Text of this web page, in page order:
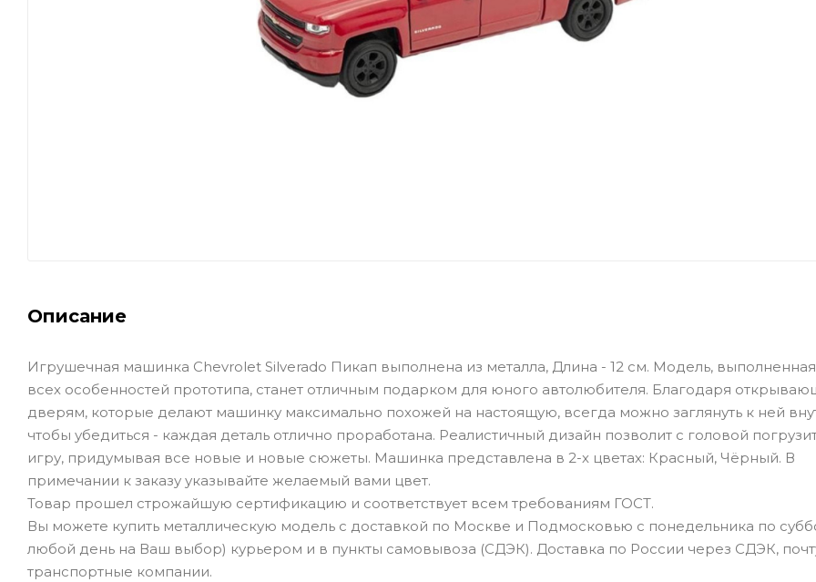
Описание
Игрушечная машинка Chevrolet Silverado Пикап выполнена из металла, Длина - 12 см. Модель,
всех особенностей прототипа, станет отличным подарком для юного автолюбителя. Благодаря
дверям, которые делают машинку максимально похожей на настоящую, всегда можно заглянуть к ней
чтобы убедиться - каждая деталь отлично проработана. Реалистичный дизайн позволит с головой
игру, придумывая все новые и новые сюжеты. Машинка представлена в 2-х цветах: Красный, Чёрный. В
примечании к заказу указывайте желаемый вами цвет.
Товар прошел строжайшую сертификацию и соответствует всем требованиям ГОСТ.
Вы можете купить металлическую модель с доставкой по Москве и Подмосковью с понедельника по
любой день на Ваш выбор) курьером и в пункты самовывоза (СДЭК). Доставка по России через СДЭК,
транспортные компании.